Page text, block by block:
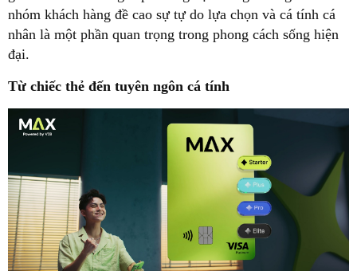
nhóm khách hàng đề cao sự tự do lựa chọn và cá tính cá
nhân là một phần quan trọng trong phong cách sống hiện
đại.
Từ chiếc thẻ đến tuyên ngôn cá tính